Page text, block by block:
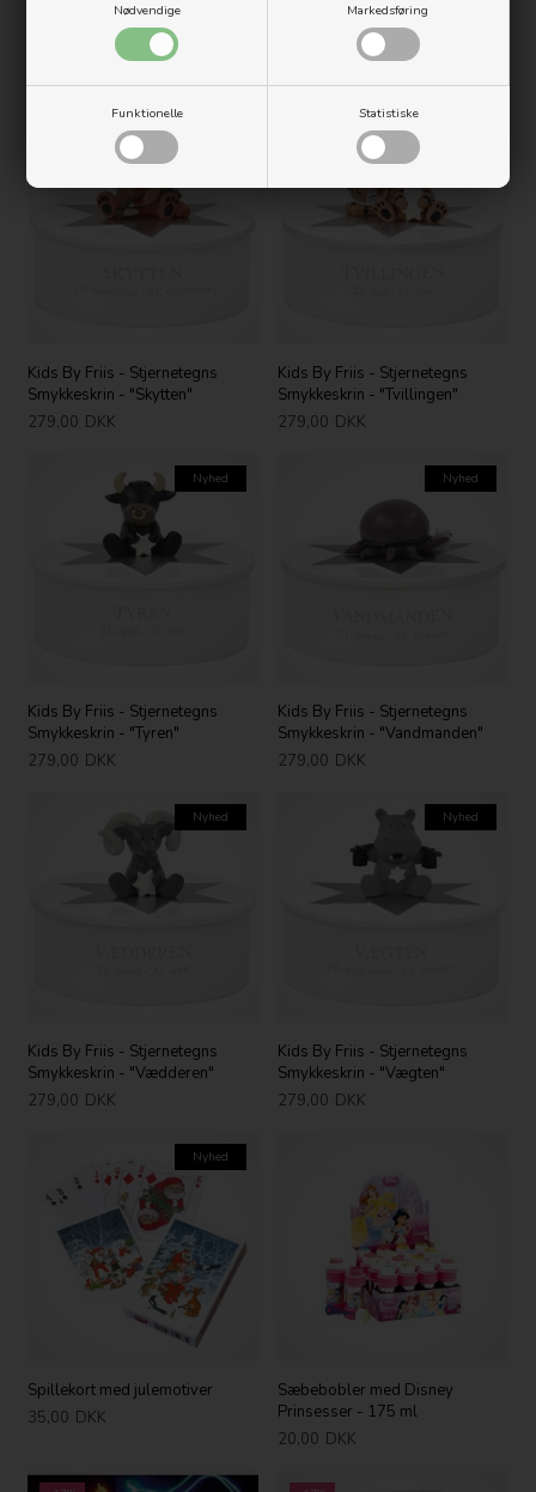
Nødvendige Markedsføring
Funktionelle Statistiske
Kids By Friis - Stjernetegns
Smykkeskrin - "Løven"
279,00 DKK
Kids By Friis - Stjernetegns
Smykkeskrin - "Skorpionen"
279,00 DKK
Kids By Friis - Stjernetegns
Smykkeskrin - "Skytten"
279,00 DKK
Kids By Friis - Stjernetegns
Smykkeskrin - "Tvillingen"
279,00 DKK
Nyhed
Kids By Friis - Stjernetegns
Smykkeskrin - "Tyren"
279,00 DKK
Nyhed
Kids By Friis - Stjernetegns
Smykkeskrin - "Vandmanden"
279,00 DKK
Nyhed
Kids By Friis - Stjernetegns
Smykkeskrin - "Vædderen"
279,00 DKK
Nyhed
Kids By Friis - Stjernetegns
Smykkeskrin - "Vægten"
279,00 DKK
Nyhed
Spillekort med julemotiver
35,00 DKK
Sæbebobler med Disney
Prinsesser - 175 ml
20,00 DKK